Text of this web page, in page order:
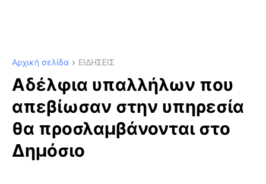
Αρχική σελίδα ΕΙΔΗΣΕΙΣ
Αδέλφια υπαλλήλων που
απεβίωσαν στην υπηρεσία
θα προσλαμβάνονται στο
Δημόσιο